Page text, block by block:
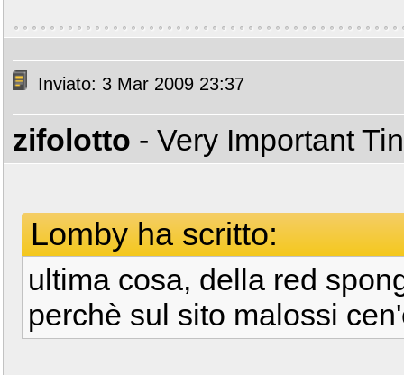
Inviato: 3 Mar 2009 23:37
zifolotto - Very Important
Lomby ha scritto:
ultima cosa, della red
perchè sul sito malossi